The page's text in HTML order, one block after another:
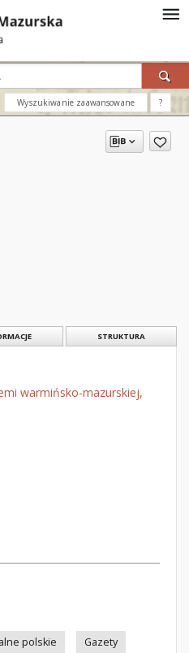
Wyszukiwanie zaawansowane ?
STRUKTURA
warmińsko-mazurskiej,
polskie
Gazety